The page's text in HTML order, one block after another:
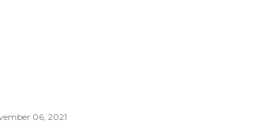
06, 2021